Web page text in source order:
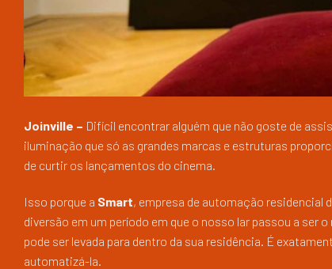
Joinville – Difícil encontrar alguém que não goste de
iluminação que só as grandes marcas e estruturas
de curtir os lançamentos do cinema.
Isso porque a Smart, empresa de automação residencial
diversão em um período em que o nosso lar passou a ser
pode ser levada para dentro da sua residência. É
automatizá-la.